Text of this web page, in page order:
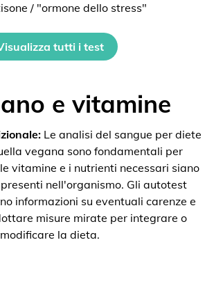
/ "ormone dello stress"
tutti i test
e vitamine
Le analisi del sangue per diete
vegana sono fondamentali per
vitamine e i nutrienti necessari siano
nell'organismo. Gli autotest
informazioni su eventuali carenze e
misure mirate per integrare o
modificare la dieta.